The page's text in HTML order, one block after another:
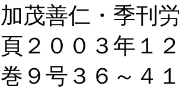
加茂善仁・季刊
頁２００３年１
巻９号３６～４